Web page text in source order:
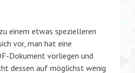
einem etwas spezielleren
vor, man hat eine
Dokument vorliegen und
dessen auf möglichst wenig